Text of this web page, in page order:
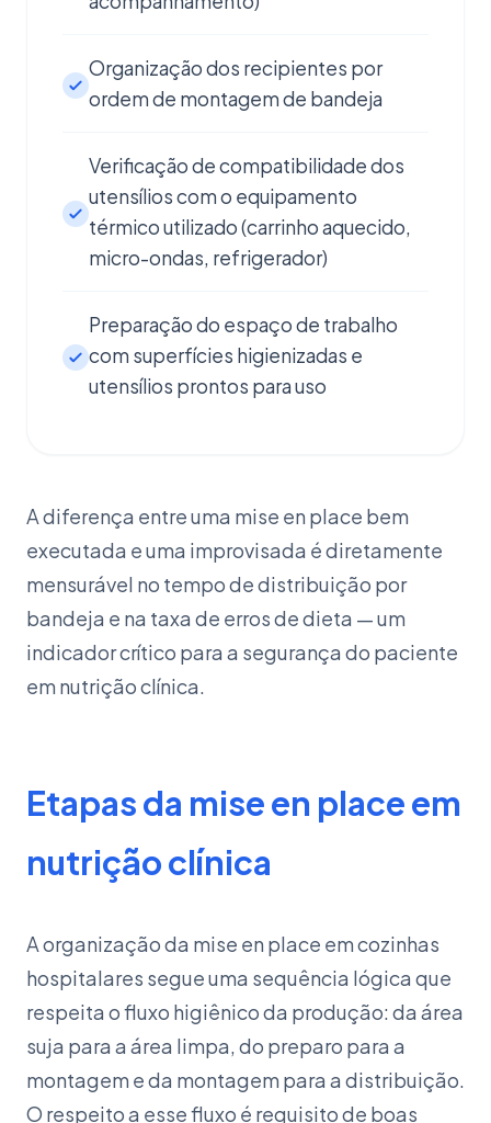
Organização dos recipientes por
ordem de montagem de bandeja
Verificação de compatibilidade dos
utensílios com o equipamento
térmico utilizado (carrinho aquecido,
micro-ondas, refrigerador)
Preparação do espaço de trabalho
com superfícies higienizadas e
utensílios prontos para uso
A diferença entre uma mise en place bem
executada e uma improvisada é diretamente
mensurável no tempo de distribuição por
bandeja e na taxa de erros de dieta — um
indicador crítico para a segurança do paciente
em nutrição clínica.
Etapas da mise en place em
nutrição clínica
A organização da mise en place em cozinhas
hospitalares segue uma sequência lógica que
respeita o fluxo higiênico da produção: da área
suja para a área limpa, do preparo para a
montagem e da montagem para a distribuição.
O respeito a esse fluxo é requisito de boas